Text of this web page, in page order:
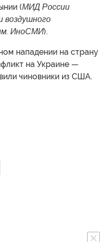
(МИД России
воздушного
ИноСМИ).
нападении на страну
на Украине —
чиновники из США.